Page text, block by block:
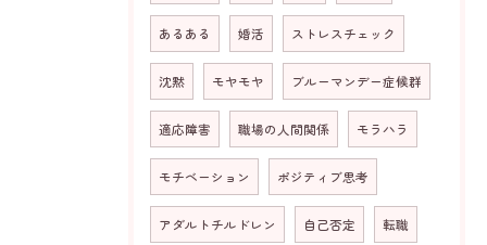
あるある 婚活 ストレスチェック
沈黙 モヤモヤ ブルーマンデー症候群
適応障害 職場の人間関係 モラハラ
モチベーション ポジティブ思考
アダルトチルドレン 自己否定 転職